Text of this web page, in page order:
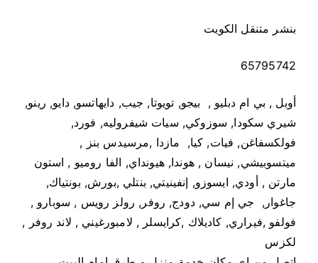
بنشر متنقل الكويت
65795742
أوبل , بي ام دبليو , بيجو, تويوتا, جيب, دايهاتسو, دايو, رينو,
شيري سكودا, سوزوكي, سيات شيفروليه, فورد,
فولكسفاغن, فيات, كيا, مازدا ,مرسيدس بنز ,
ميتسوبيشي, نيسان , هوندا, هيونداي, الفا روميو , استون
مارتن , أودي, ايسوزو, إنفينيتي, بنتلي ,بورش, بونتياك,
جاغوار, جي إم سي, دودج, روفر, رولز رویس , سوبارو ,
فولفو ,فيراري, كاديلاك ,كرايسلر , لامبورغيني , لاند روفر ,
لكزس